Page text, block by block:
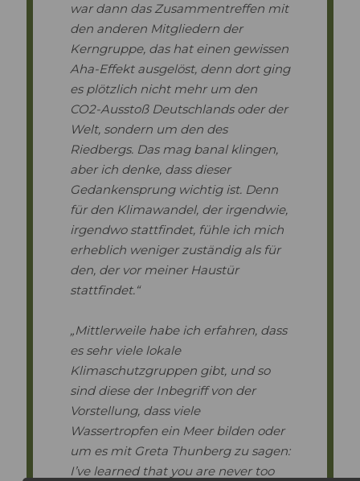
war dann das Zusammentreffen mit
den anderen Mitgliedern der
Kerngruppe, das hat einen gewissen
Aha-Effekt ausgelöst, denn dort ging
es plötzlich nicht mehr um den
CO2-Ausstoß Deutschlands oder der
Welt, sondern um den des
Riedbergs. Das mag banal klingen,
aber ich denke, dass dieser
Gedankensprung wichtig ist. Denn
für den Klimawandel, der irgendwie,
irgendwo stattfindet, fühle ich mich
erheblich weniger zuständig als für
den, der vor meiner Haustür
stattfindet.“
„Mittlerweile habe ich erfahren, dass
es sehr viele lokale
Klimaschutzgruppen gibt, und so
sind diese der Inbegriff von der
Vorstellung, dass viele
Wassertropfen ein Meer bilden oder
um es mit Greta Thunberg zu sagen:
I’ve learned that you are never too